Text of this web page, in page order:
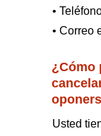
•
• Correo
¿Cómo
Usted